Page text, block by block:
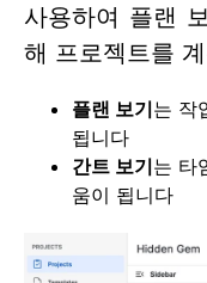
사용하여 플랜
해 프로젝트를
플랜 보기는 작
됩니다
간트 보기는 타
움이 됩니다